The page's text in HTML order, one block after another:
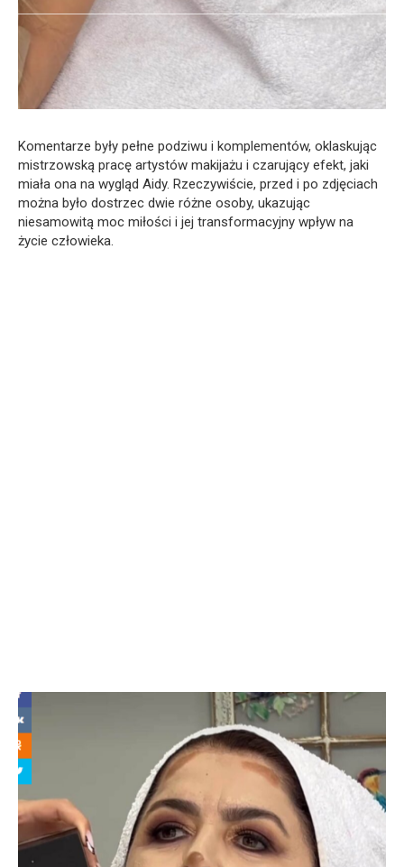
Komentarze były pełne podziwu i komplementów, oklaskując
mistrzowską pracę artystów makijażu i czarujący efekt, jaki
miała ona na wygląd Aidy. Rzeczywiście, przed i po zdjęciach
można było dostrzec dwie różne osoby, ukazując
niesamowitą moc miłości i jej transformacyjny wpływ na
życie człowieka.